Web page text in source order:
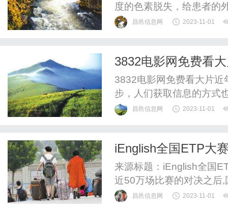
度的色素脱失，给患者的
呢？下面我们来了解一下
法。可以使用尖锐的器具
昌邑信息网 2023-11-01
3832电影网免费看
3832电影网免费看大片
步，人们获取信息的方式
网上观看电影，而3832
等。无论你是喜欢刺激的
昌邑信息网 2023-11-01
iEnglish全国ETP大
来源标题：iEnglish全国
近50万场比赛的对决之后
昌邑信息网 2023-11-01